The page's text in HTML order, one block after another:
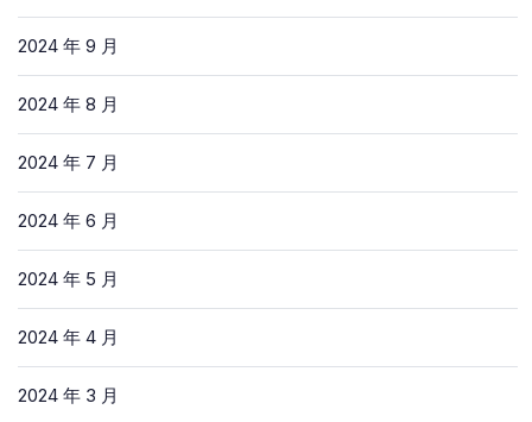
2024 年 9 月
2024 年 8 月
2024 年 7 月
2024 年 6 月
2024 年 5 月
2024 年 4 月
2024 年 3 月